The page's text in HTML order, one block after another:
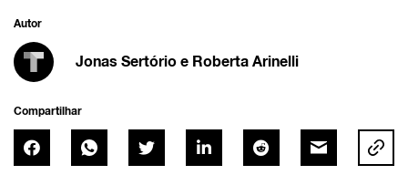
Autor
Jonas Sertório e Roberta Arinelli
Compartilhar